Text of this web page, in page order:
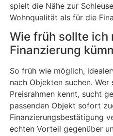
spielt die Nähe zur
Wohnqualität als für die
Wie früh sollte ich
Finanzierung
So früh wie möglich,
nach Objekten suchen.
Preisrahmen kennt, sucht
passenden Objekt sofort
Finanzierungsbestätigung
echten Vorteil gegenüber